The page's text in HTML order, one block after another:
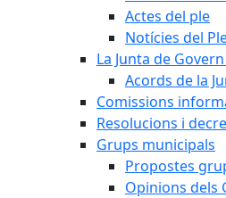
Actes del ple
Notícies del
La Junta de
Acords de la
Comissions
Resolucions i
Grups municipals
Propostes
Opinions dels